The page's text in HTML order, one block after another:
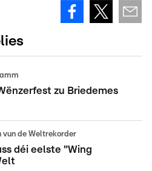
zu Briedemes
vun de Weltrekorder
déi eelste "Wing